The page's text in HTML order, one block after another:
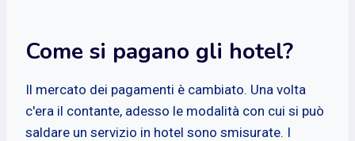
Come si pagano gli hotel?
Il mercato dei pagamenti è cambiato. Una volta
c'era il contante, adesso le modalità con cui si può
saldare un servizio in hotel sono smisurate. I